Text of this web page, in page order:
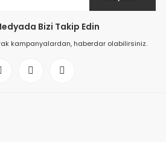
Bizi Takip Edin
kampanyalardan, haberdar olabilirsiniz.